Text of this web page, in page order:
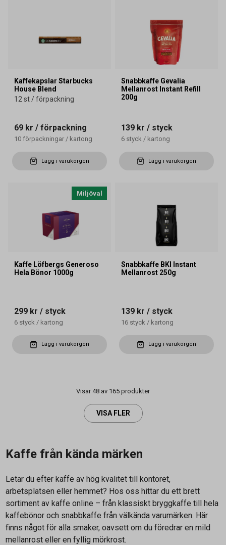
Kaffekapslar Starbucks
House Blend
12 st / förpackning
69 kr / förpackning
10 förpackningar / kartong
Lägg i varukorgen
Snabbkaffe Gevalia
Mellanrost Instant Refill
200g
139 kr / styck
6 styck / kartong
Lägg i varukorgen
Miljöval
Kaffe Löfbergs Generoso
Hela Bönor 1000g
299 kr / styck
6 styck / kartong
Lägg i varukorgen
Snabbkaffe BKI Instant
Mellanrost 250g
139 kr / styck
16 styck / kartong
Lägg i varukorgen
Visar 48 av 165 produkter
VISA FLER
Kaffe från kända märken
Letar du efter kaffe av hög kvalitet till kontoret,
arbetsplatsen eller hemmet? Hos oss hittar du ett brett
sortiment av kaffe online – från klassiskt bryggkaffe till hela
kaffebönor och snabbkaffe från välkända varumärken. Här
finns något för alla smaker, oavsett om du föredrar en mild
mellanrost eller en fyllig mörkrost.